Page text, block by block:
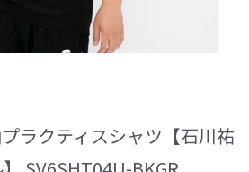
ラクティスシャツ【石川祐